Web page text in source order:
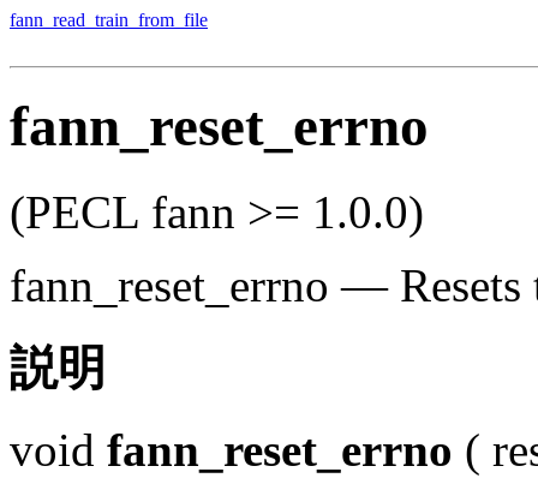
fann_read_train_from_file
fann_reset_errno
(PECL fann >= 1.0.0)
fann_reset_errno —
説明
void fann_reset_errno (